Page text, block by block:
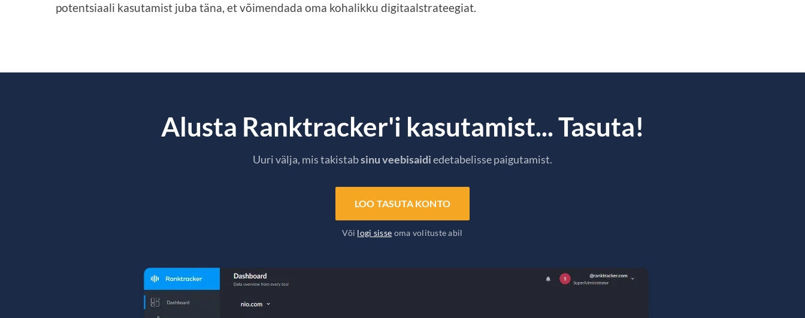
potentsiaali kasutamist juba täna, et võimendada oma kohalikku digitaalstrateegiat.
Alusta Ranktracker'i kasutamist... Tasuta!
Uuri välja, mis takistabsinu veebisaidiedetabelisse paigutamist.
LOO TASUTA KONTO
Või logi sisse oma volituste abil